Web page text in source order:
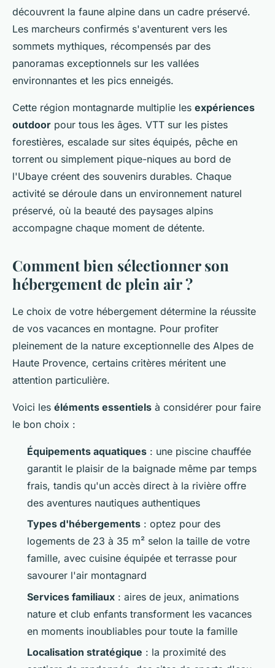
découvrent la faune alpine dans un cadre préservé.
Les marcheurs confirmés s'aventurent vers les
sommets mythiques, récompensés par des
panoramas exceptionnels sur les vallées
environnantes et les pics enneigés.
Cette région montagnarde multiplie les expériences
outdoor pour tous les âges. VTT sur les pistes
forestières, escalade sur sites équipés, pêche en
torrent ou simplement pique-niques au bord de
l'Ubaye créent des souvenirs durables. Chaque
activité se déroule dans un environnement naturel
préservé, où la beauté des paysages alpins
accompagne chaque moment de détente.
Comment bien sélectionner son
hébergement de plein air ?
Le choix de votre hébergement détermine la réussite
de vos vacances en montagne. Pour profiter
pleinement de la nature exceptionnelle des Alpes de
Haute Provence, certains critères méritent une
attention particulière.
Voici les éléments essentiels à considérer pour faire
le bon choix :
Équipements aquatiques : une piscine chauffée
garantit le plaisir de la baignade même par temps
frais, tandis qu'un accès direct à la rivière offre
des aventures nautiques authentiques
Types d'hébergements : optez pour des
logements de 23 à 35 m² selon la taille de votre
famille, avec cuisine équipée et terrasse pour
savourer l'air montagnard
Services familiaux : aires de jeux, animations
nature et club enfants transforment les vacances
en moments inoubliables pour toute la famille
Localisation stratégique : la proximité des